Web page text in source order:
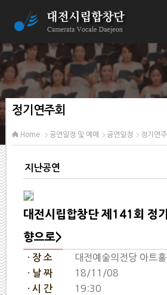
정기연주회
Home 공연일정 및 예매 공연일정 정기연주
지난공연
대전시립합창단 제141회 정
향으로>
· 장 소 대전예술의전당 아트홀
· 날 짜 18/11/08
· 시 간 19:30